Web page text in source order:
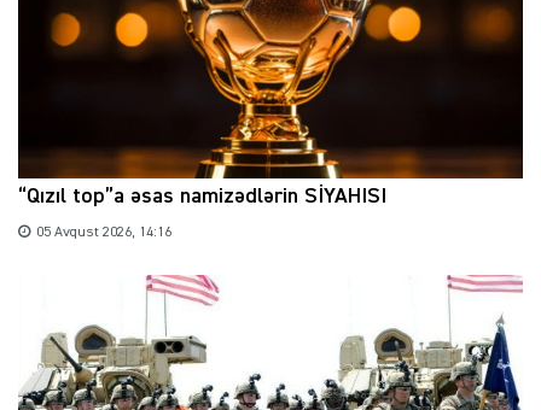
“Qızıl top”a əsas namizədlərin SİYAHISI
05 Avqust 2026, 14:16